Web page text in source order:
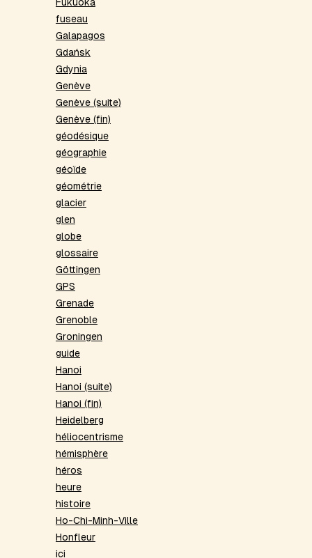
Fukuoka
fuseau
Galapagos
Gdańsk
Gdynia
Genève
Genève (suite)
Genève (fin)
géodésique
géographie
géoïde
géométrie
glacier
glen
globe
glossaire
Göttingen
GPS
Grenade
Grenoble
Groningen
guide
Hanoi
Hanoi (suite)
Hanoi (fin)
Heidelberg
héliocentrisme
hémisphère
héros
heure
histoire
Ho-Chi-Minh-Ville
Honfleur
ici